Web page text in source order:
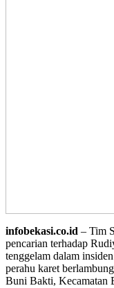
infobekasi.co.id – Tim
pencarian terhadap
tenggelam dalam
perahu karet
Buni Bakti, Kecamatan